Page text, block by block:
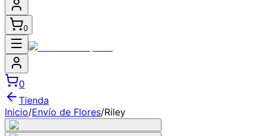
0
0
Tienda
Inicio/Envío de Flores/Riley